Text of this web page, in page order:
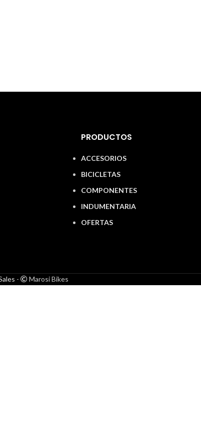
PRODUCTOS
ACCESORIOS
BICICLETAS
COMPONENTES
INDUMENTARIA
OFERTAS
- Marosi Bikes